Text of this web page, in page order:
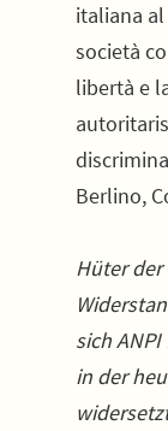
italiana al
società
libertà e
Berlino,
Hüter
sich
in der